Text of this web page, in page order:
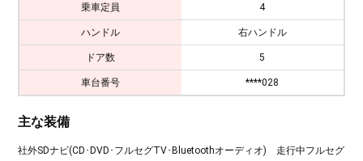
乗車定員 4
ハンドル 右ハンドル
ドア数 5
車台番号 ****028
主な装備
社外SDナビ(CD･DVD･フルセグTV･Bluetoothオーディオ) 走行中フルセグ